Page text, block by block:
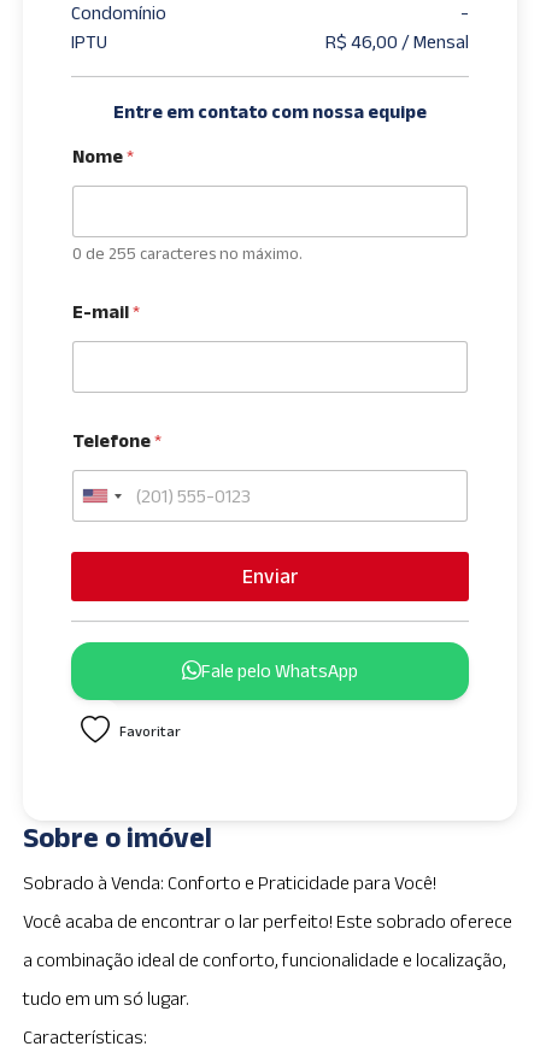
Condomínio
-
IPTU
R$ 46,00 / Mensal
Entre em contato com nossa equipe
Nome*
0 de 255 caracteres no máximo.
E-mail*
Telefone*
U
e
d
t
a
+
1
Enviar
Fale pelo WhatsApp
Favoritar
Sobre o imóvel
Sobrado à Venda: Conforto e Praticidade para Você!
Você acaba de encontrar o lar perfeito! Este sobrado oferece
a combinação ideal de conforto, funcionalidade e localização,
tudo em um só lugar.
Características: